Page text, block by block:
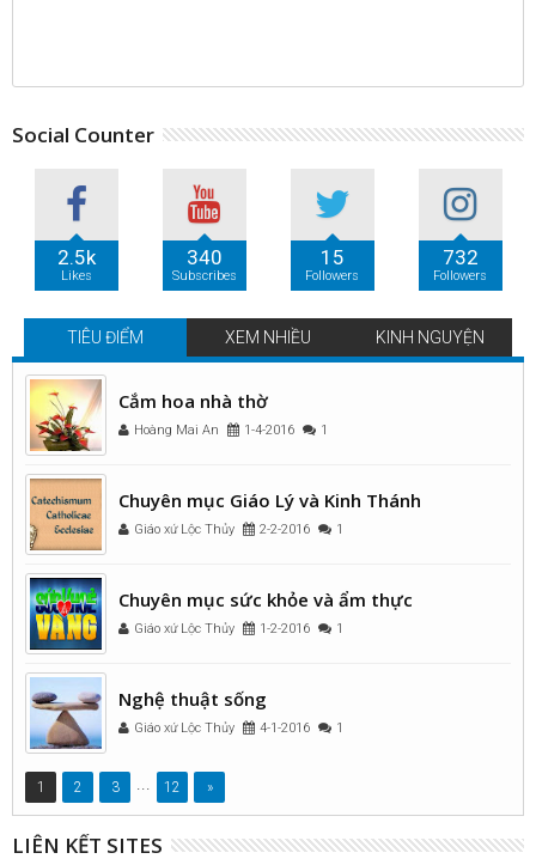
Social Counter
2.5k
Likes
340
Subscribes
15
Followers
732
Followers
TIÊU ĐIỂM XEM NHIỀU KINH NGUYỆN
Cắm hoa nhà thờ
Hoàng Mai An 1-4-2016 1
Chuyên mục Giáo Lý và Kinh Thánh
Giáo xứ Lộc Thủy 2-2-2016 1
Chuyên mục sức khỏe và ẩm thực
Giáo xứ Lộc Thủy 1-2-2016 1
Nghệ thuật sống
Giáo xứ Lộc Thủy 4-1-2016 1
1 2 3 ... 12 »
LIÊN KẾT SITES